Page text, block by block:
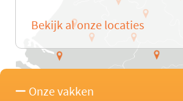
Bekijk al onze locaties
Onze vakken